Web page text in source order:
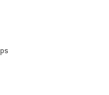
alla politica di recesso qui Si
Trovi tutte le informazioni qui!